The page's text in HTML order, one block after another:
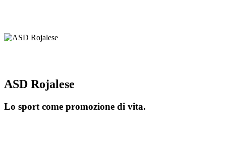
ASD Rojalese
Lo sport come promozione di vita.